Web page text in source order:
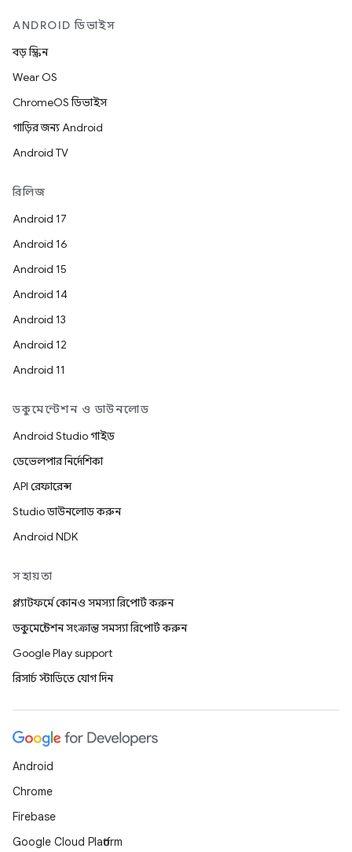
ANDROID ডিভাইস
বড় স্ক্রিন
Wear OS
ChromeOS ডিভাইস
গাড়ির জন্য Android
Android TV
রিলিজ
Android 17
Android 16
Android 15
Android 14
Android 13
Android 12
Android 11
ডকুমেন্টেশন ও ডাউনলোড
Android Studio গাইড
ডেভেলপার নির্দেশিকা
API রেফারেন্স
Studio ডাউনলোড করুন
Android NDK
সহায়তা
প্ল্যাটফর্মে কোনও সমস্যা রিপোর্ট করুন
ডকুমেন্টেশন সংক্রান্ত সমস্যা রিপোর্ট করুন
Google Play support
রিসার্চ স্টাডিতে যোগ দিন
Android
Chrome
Firebase
Google Cloud Platform